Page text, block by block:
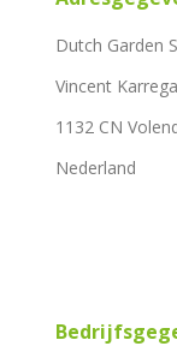
Dutch Garden
Vincent
1132 CN
Nederland